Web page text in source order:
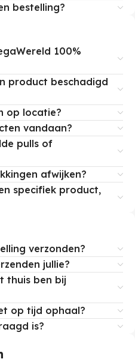
bestelling?
100%
product beschadigd
op locatie?
vandaan?
pulls of
afwijken?
specifiek product,
verzonden?
jullie?
thuis ben bij
op tijd ophaal?
is?